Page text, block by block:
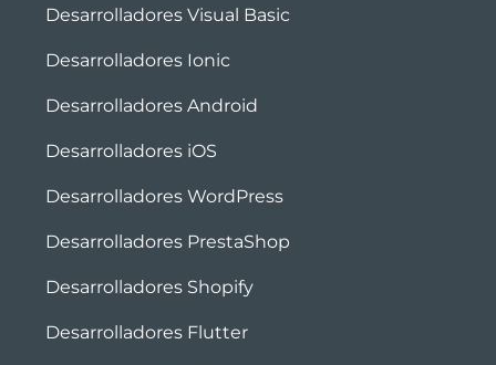
Desarrolladores Visual Basic
Desarrolladores Ionic
Desarrolladores Android
Desarrolladores iOS
Desarrolladores WordPress
Desarrolladores PrestaShop
Desarrolladores Shopify
Desarrolladores Flutter